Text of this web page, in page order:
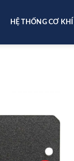
HỆ THỐNG CƠ